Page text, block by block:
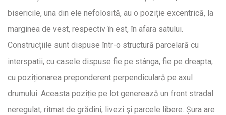
bisericile, una din ele nefolosită, au o poziție excentrică, la
marginea de vest, respectiv în est, în afara satului.
Construcțiile sunt dispuse într-o structură parcelară cu
interspatii, cu casele dispuse fie pe stânga, fie pe dreapta,
cu poziționarea preponderent perpendiculară pe axul
drumului. Aceasta poziție pe lot generează un front stradal
neregulat, ritmat de grădini, livezi şi parcele libere. Șura are